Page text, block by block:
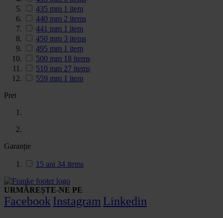
435 mm 1 item
440 mm 2 items
441 mm 1 item
450 mm 3 items
495 mm 1 item
500 mm 18 items
510 mm 27 items
559 mm 1 item
Pret
Garanție
15 ani 34 items
URMĂREȘTE-NE PE
Facebook Instagram Linkedin